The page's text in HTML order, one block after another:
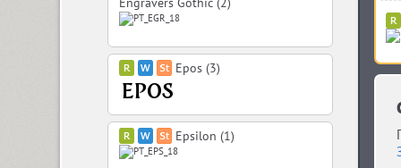
Epos (3)
Epsilon (1)